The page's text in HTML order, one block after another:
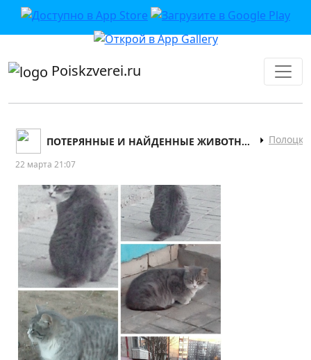
приложении или в VK">
Poiskzverei.ru
ПОТЕРЯННЫЕ И НАЙДЕННЫЕ ЖИВОТНЫЕ НОВО-ПОЛОЦКА Полоцк
22 марта 21:07